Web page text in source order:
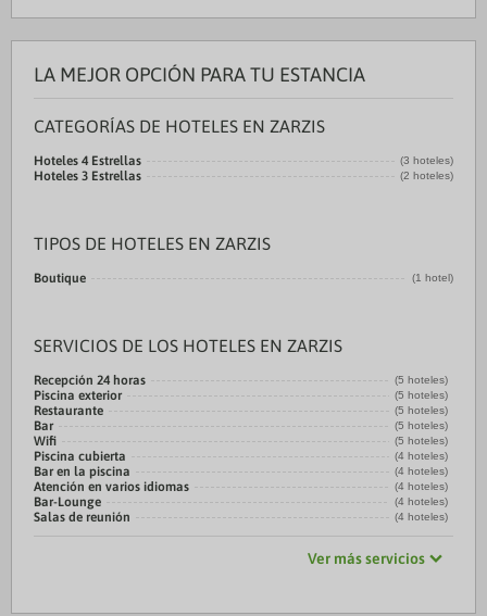
LA MEJOR OPCIÓN PARA TU ESTANCIA
CATEGORÍAS DE HOTELES EN ZARZIS
Hoteles 4 Estrellas (3 hoteles)
Hoteles 3 Estrellas (2 hoteles)
TIPOS DE HOTELES EN ZARZIS
Boutique (1 hotel)
SERVICIOS DE LOS HOTELES EN ZARZIS
Recepción 24 horas (5 hoteles)
Piscina exterior (5 hoteles)
Restaurante (5 hoteles)
Bar (5 hoteles)
Wifi (5 hoteles)
Piscina cubierta (4 hoteles)
Bar en la piscina (4 hoteles)
Atención en varios idiomas (4 hoteles)
Bar-Lounge (4 hoteles)
Salas de reunión (4 hoteles)
Ver más servicios